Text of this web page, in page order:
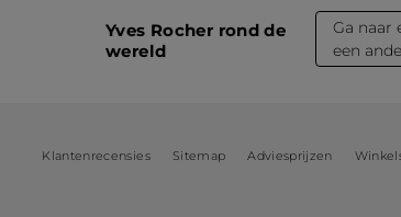
Yves Rocher rond de
wereld
Ga naar
een
Klantenrecensies Sitemap Adviesprijzen